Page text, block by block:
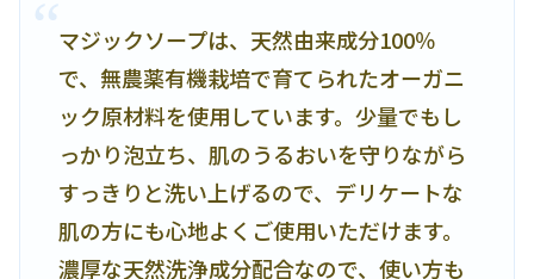
マジックソープは、天然由来成分100％
で、無農薬有機栽培で育てられたオーガニ
ック原材料を使用しています。少量でもし
っかり泡立ち、肌のうるおいを守りながら
すっきりと洗い上げるので、デリケートな
肌の方にも心地よくご使用いただけます。
濃厚な天然洗浄成分配合なので、使い方も